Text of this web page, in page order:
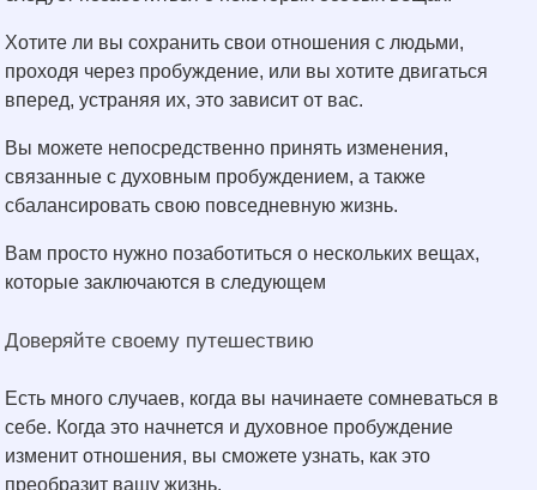
Хотите ли вы сохранить свои отношения с людьми,
проходя через пробуждение, или вы хотите двигаться
вперед, устраняя их, это зависит от вас.
Вы можете непосредственно принять изменения,
связанные с духовным пробуждением, а также
сбалансировать свою повседневную жизнь.
Вам просто нужно позаботиться о нескольких вещах,
которые заключаются в следующем
Доверяйте своему путешествию
Есть много случаев, когда вы начинаете сомневаться в
себе. Когда это начнется и духовное пробуждение
изменит отношения, вы сможете узнать, как это
преобразит вашу жизнь.